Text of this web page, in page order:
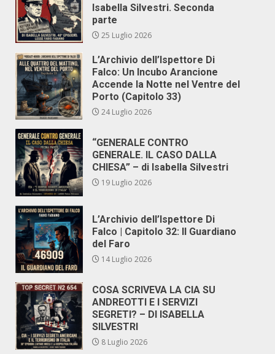
Isabella Silvestri. Seconda
parte
25 Luglio 2026
L’Archivio dell’Ispettore Di
Falco: Un Incubo Arancione
Accende la Notte nel Ventre del
Porto (Capitolo 33)
24 Luglio 2026
“GENERALE CONTRO
GENERALE. IL CASO DALLA
CHIESA” – di Isabella Silvestri
19 Luglio 2026
L’Archivio dell’Ispettore Di
Falco | Capitolo 32: Il Guardiano
del Faro
14 Luglio 2026
COSA SCRIVEVA LA CIA SU
ANDREOTTI E I SERVIZI
SEGRETI? – DI ISABELLA
SILVESTRI
8 Luglio 2026